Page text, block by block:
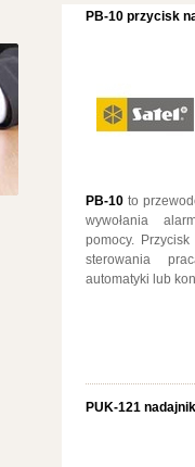
PB-10 przycisk
PB-10 to
wywołania
pomocy.
sterowania
automatyki lub
PUK-121